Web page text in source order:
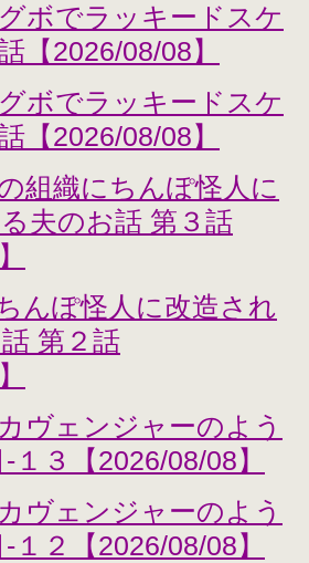
グボでラッキードスケ
2026/08/08】
グボでラッキードスケ
2026/08/08】
組織にちんぽ怪人に
夫のお話 第３話
んぽ怪人に改造され
第２話
ヴェンジャーのよう
３【2026/08/08】
ヴェンジャーのよう
２【2026/08/08】